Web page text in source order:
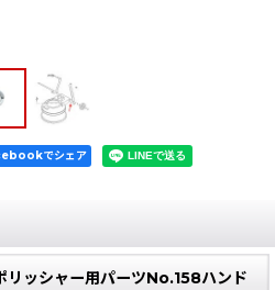
でシェア
ッシャー用パーツNo.158ハンド